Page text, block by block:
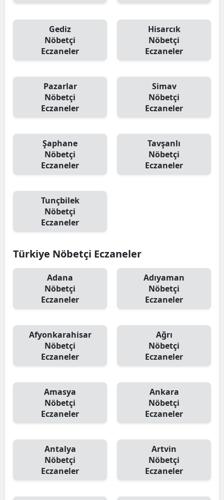
Gediz
Nöbetçi
Eczaneler
Hisarcık
Nöbetçi
Eczaneler
Pazarlar
Nöbetçi
Eczaneler
Simav
Nöbetçi
Eczaneler
Şaphane
Nöbetçi
Eczaneler
Tavşanlı
Nöbetçi
Eczaneler
Tunçbilek
Nöbetçi
Eczaneler
Türkiye Nöbetçi Eczaneler
Adana
Nöbetçi
Eczaneler
Adıyaman
Nöbetçi
Eczaneler
Afyonkarahisar
Nöbetçi
Eczaneler
Ağrı
Nöbetçi
Eczaneler
Amasya
Nöbetçi
Eczaneler
Ankara
Nöbetçi
Eczaneler
Antalya
Nöbetçi
Eczaneler
Artvin
Nöbetçi
Eczaneler